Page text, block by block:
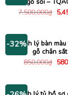
7,500,000₫ Giá
gốc
-32%
Thanh lý bàn
gỗ chân
850,000₫ Giá